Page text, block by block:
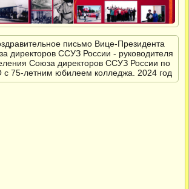
письмо Вице-Президента
директоров ССУЗ России - руководителя
Союза директоров ССУЗ России по
75-летним юбилеем колледжа. 2024 год